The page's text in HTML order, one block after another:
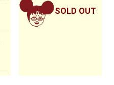
SOLD OUT